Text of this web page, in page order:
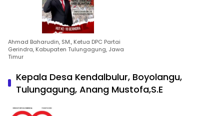
Ahmad Baharudin, SM., Ketua DPC Partai
Gerindra, Kabupaten Tulungagung, Jawa
Timur
Kepala Desa Kendalbulur, Boyolangu,
Tulungagung, Anang Mustofa,S.E